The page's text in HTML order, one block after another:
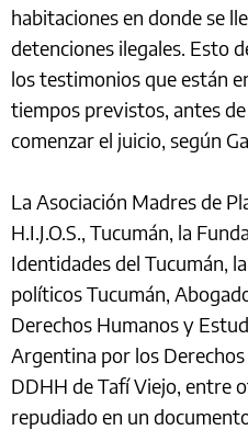
habitaciones en donde se
detenciones ilegales. Esto
los testimonios que están
tiempos previstos, antes
comenzar el juicio, según
La Asociación Madres de
H.I.J.O.S., Tucumán, la
Identidades del Tucumán,
políticos Tucumán,
Derechos Humanos y
Argentina por los
DDHH de Tafí Viejo, entre
repudiado en un